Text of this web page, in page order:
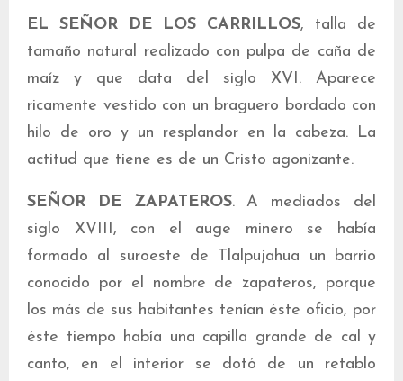
EL SEÑOR DE LOS CARRILLOS, talla de
tamaño natural realizado con pulpa de caña de
maíz y que data del siglo XVI. Aparece
ricamente vestido con un braguero bordado con
hilo de oro y un resplandor en la cabeza. La
actitud que tiene es de un Cristo agonizante.
SEÑOR DE ZAPATEROS. A mediados del
siglo XVIII, con el auge minero se había
formado al suroeste de Tlalpujahua un barrio
conocido por el nombre de zapateros, porque
los más de sus habitantes tenían éste oficio, por
éste tiempo había una capilla grande de cal y
canto, en el interior se dotó de un retablo